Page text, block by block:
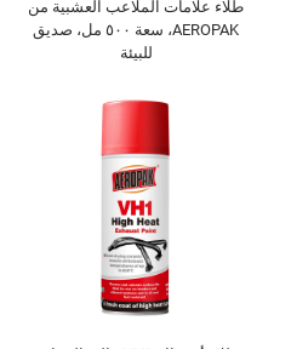
طلاء علامات الملاعب العشبية من
AEROPAK، سعة ٥٠٠ مل، صديق
للبيئة